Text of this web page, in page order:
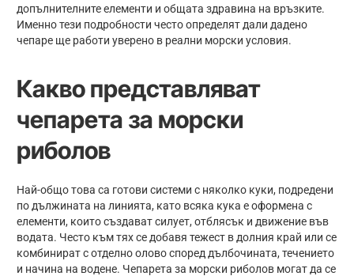
допълнителните елементи и общата здравина на връзките.
Именно тези подробности често определят дали дадено
чепаре ще работи уверено в реални морски условия.
Какво представляват
чепарета за морски
риболов
Най-общо това са готови системи с няколко куки, подредени
по дължината на линията, като всяка кука е оформена с
елементи, които създават силует, отблясък и движение във
водата. Често към тях се добавя тежест в долния край или се
комбинират с отделно олово според дълбочината, течението
и начина на водене. Чепарета за морски риболов могат да се